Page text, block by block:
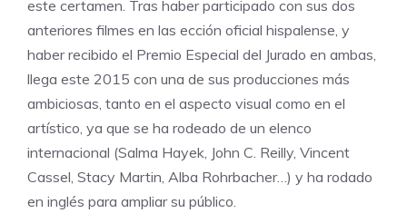
este certamen. Tras haber participado con sus dos
anteriores filmes en las ección oficial hispalense, y
haber recibido el Premio Especial del Jurado en ambas,
llega este 2015 con una de sus producciones más
ambiciosas, tanto en el aspecto visual como en el
artístico, ya que se ha rodeado de un elenco
internacional (Salma Hayek, John C. Reilly, Vincent
Cassel, Stacy Martin, Alba Rohrbacher…) y ha rodado
en inglés para ampliar su público.